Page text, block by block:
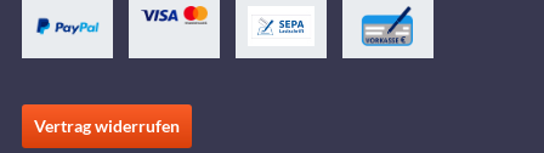
Vertrag widerrufen